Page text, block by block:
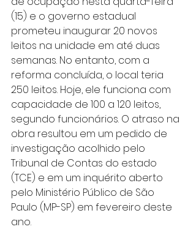
(15) e o governo estadual
prometeu inaugurar 20 novos
leitos na unidade em até duas
semanas. No entanto, com a
reforma concluída, o local teria
250 leitos. Hoje, ele funciona com
capacidade de 100 a 120 leitos,
segundo funcionários. O atraso na
obra resultou em um pedido de
investigação acolhido pelo
Tribunal de Contas do estado
(TCE) e em um inquérito aberto
pelo Ministério Público de São
Paulo (MP-SP) em fevereiro deste
ano.